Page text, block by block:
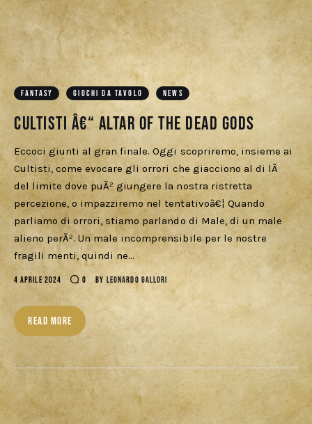
FANTASY GIOCHI DA TAVOLO NEWS
Cultisti â€“ Altar of the Dead Gods
Eccoci giunti al gran finale. Oggi scopriremo, insieme ai
Cultisti, come evocare gli orrori che giacciono al di lÃ
del limite dove puÃ² giungere la nostra ristretta
percezione, o impazziremo nel tentativoâ€¦ Quando
parliamo di orrori, stiamo parlando di Male, di un male
alieno perÃ². Un male incomprensibile per le nostre
fragili menti, quindi ne…
4 APRILE 2024 0 BY LEONARDO GALLORI
READ MORE